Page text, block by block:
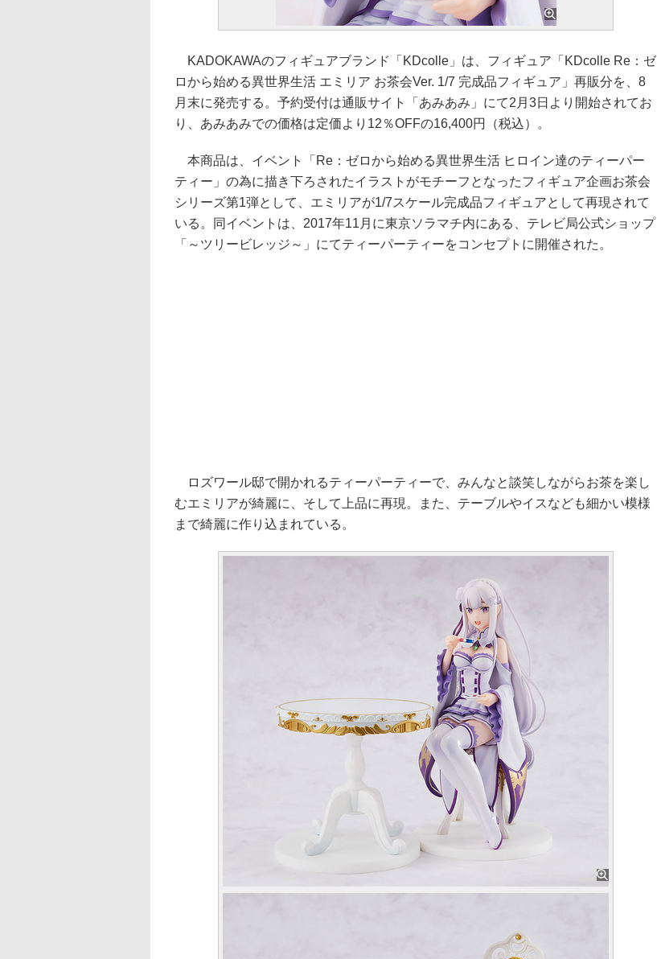
KADOKAWAのフィギュアブランド「KDcolle」は、フィギュア「KDcolle Re：ゼ
ロから始める異世界生活 エミリア お茶会Ver. 1/7 完成品フィギュア」再販分を、8
月末に発売する。予約受付は通販サイト「あみあみ」にて2月3日より開始されてお
り、あみあみでの価格は定価より12％OFFの16,400円（税込）。
本商品は、イベント「Re：ゼロから始める異世界生活 ヒロイン達のティーパー
ティー」の為に描き下ろされたイラストがモチーフとなったフィギュア企画お茶会
シリーズ第1弾として、エミリアが1/7スケール完成品フィギュアとして再現されて
いる。同イベントは、2017年11月に東京ソラマチ内にある、テレビ局公式ショップ
「～ツリービレッジ～」にてティーパーティーをコンセプトに開催された。
ロズワール邸で開かれるティーパーティーで、みんなと談笑しながらお茶を楽し
むエミリアが綺麗に、そして上品に再現。また、テーブルやイスなども細かい模様
まで綺麗に作り込まれている。